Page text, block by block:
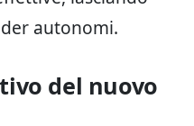
autonomi.
del nuovo